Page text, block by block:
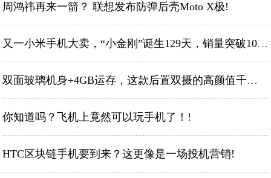
周鸿祎再来一箭？ 联想发布防弹后壳Moto X极!
又一小米手机大卖，“小金刚”诞生129天，销量突破1000万!
双面玻璃机身+4GB运存，这款后置双摄的高颜值千元机即将完成现货!
你知道吗？飞机上竟然可以玩手机了！!
HTC区块链手机要到来？这更像是一场投机营销!